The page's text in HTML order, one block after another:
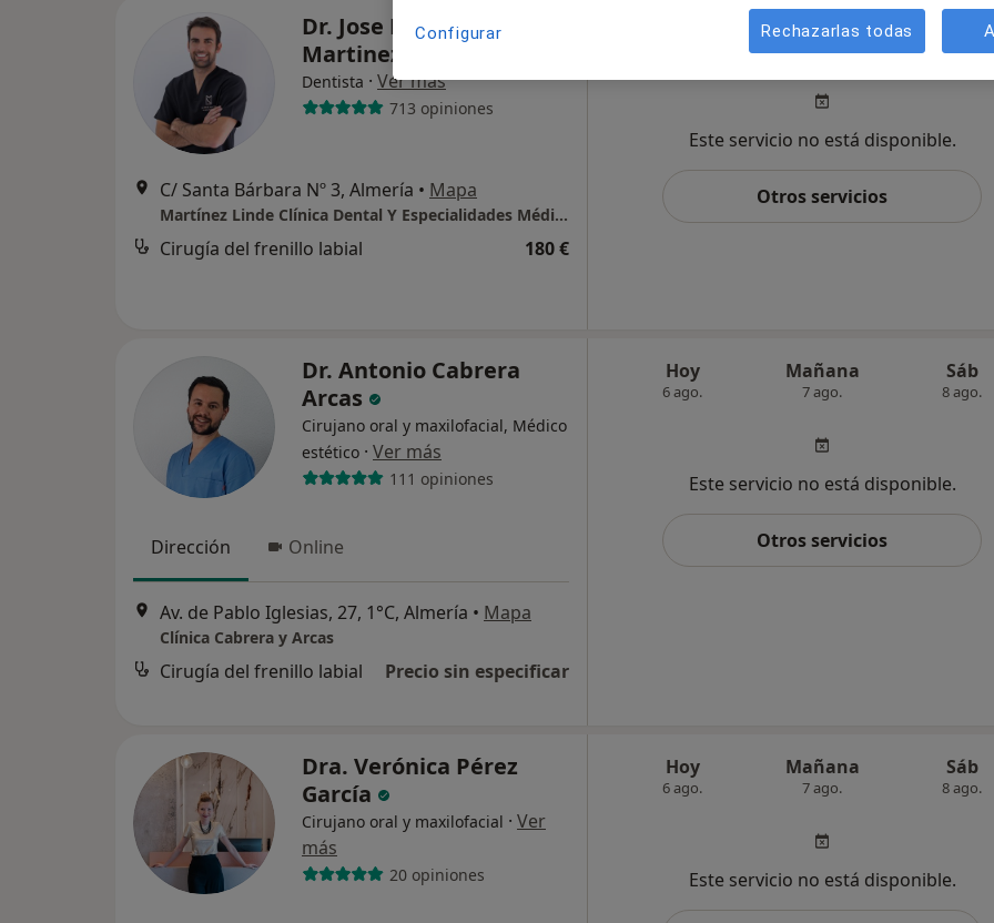
Dr. Jose Manuel
Martinez Martin
Dentista · Ver más
713 opiniones
C/ Santa Bárbara Nº 3, Almería • Mapa
Martínez Linde Clínica Dental Y Especialidades Médicas
Cirugía del frenillo labial 180 €
Mañana
8 ago.
Este servicio no está disponible.
Otros servicios
Dr. Antonio Cabrera
Arcas
Cirujano oral y maxilofacial, Médico
estético · Ver más
111 opiniones
Dirección Online
Av. de Pablo Iglesias, 27, 1°C, Almería • Mapa
Clínica Cabrera y Arcas
Cirugía del frenillo labial Precio sin especificar
Hoy
6 ago.
Mañana
7 ago.
Sáb
8 ago.
Este servicio no está disponible.
Otros servicios
Dra. Verónica Pérez
García
Cirujano oral y maxilofacial · Ver
más
20 opiniones
Hoy
6 ago.
Mañana
7 ago.
Sáb
8 ago.
Este servicio no está disponible.
Configurar Rechazarlas todas